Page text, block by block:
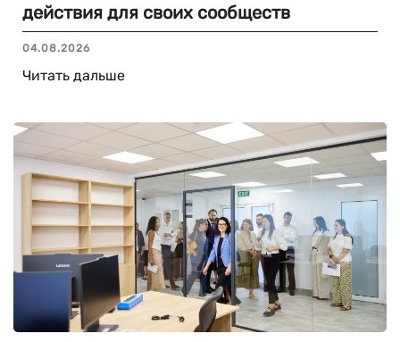
действия для своих сообществ
04.08.2026
Читать дальше